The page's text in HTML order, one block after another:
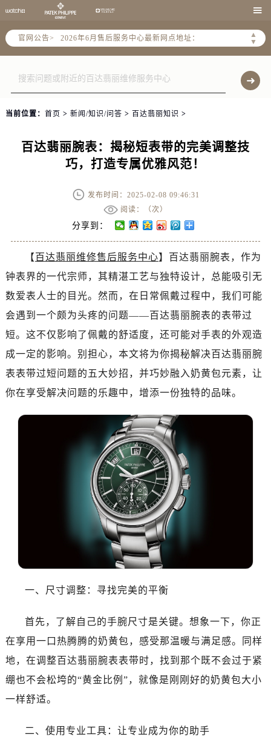

官网公告>
▲
▼
2026年6月北京市售后服务网络优化升级公告
2026年6月北京市官方售后客户服务热线：
2026年6月售后服务中心最新网点地址：
北京市东城区东长安街1号东方广场写字楼W3座6层602室（需提前预约）
北京市朝阳区建国门外大街甲6号华熙国际中心写字楼D座11层1102室（需提前预约）
北京市朝阳区建国门外大街甲6号华熙国际中心D座11层1102室售后服务中心（需提前预约）
当前位置： 首页 > 新闻/知识/问答 > 百达翡丽知识 >
百达翡丽腕表：揭秘短表带的完美调整技
巧，打造专属优雅风范！
发布时间：2025-02-08 09:46:31
阅读：（次）
分享到：
【百达翡丽维修售后服务中心】百达翡丽腕表，作为
钟表界的一代宗师，其精湛工艺与独特设计，总能吸引无
数爱表人士的目光。然而，在日常佩戴过程中，我们可能
会遇到一个颇为头疼的问题——百达翡丽腕表的表带过
短。这不仅影响了佩戴的舒适度，还可能对手表的外观造
成一定的影响。别担心，本文将为你揭秘解决百达翡丽腕
表表带过短问题的五大妙招，并巧妙融入奶黄包元素，让
你在享受解决问题的乐趣中，增添一份独特的品味。
一、尺寸调整：寻找完美的平衡
首先，了解自己的手腕尺寸是关键。想象一下，你正
在享用一口热腾腾的奶黄包，感受那温暖与满足感。同样
地，在调整百达翡丽腕表表带时，找到那个既不会过于紧
绷也不会松垮的“黄金比例”，就像是刚刚好的奶黄包大小
一样舒适。
二、使用专业工具：让专业成为你的助手